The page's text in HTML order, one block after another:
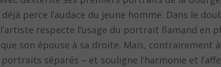
perce l’audace du jeune homme. Dans le
respecte l’usage du portrait flamand en
son épouse à sa droite. Mais, contrairement
séparés – et souligne l’harmonie et